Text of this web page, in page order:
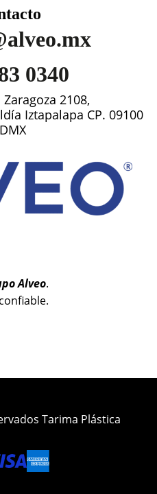
0340
2108,
Iztapalapa CP. 09100
Alveo.
Tarima Plástica